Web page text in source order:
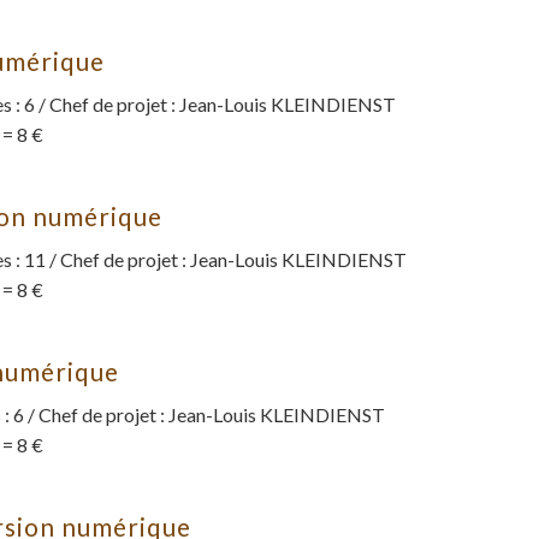
: 6 / Chef de projet : Jean-Louis KLEINDIENST
8 €
numérique
: 11 / Chef de projet : Jean-Louis KLEINDIENST
8 €
6 / Chef de projet : Jean-Louis KLEINDIENST
8 €
numérique